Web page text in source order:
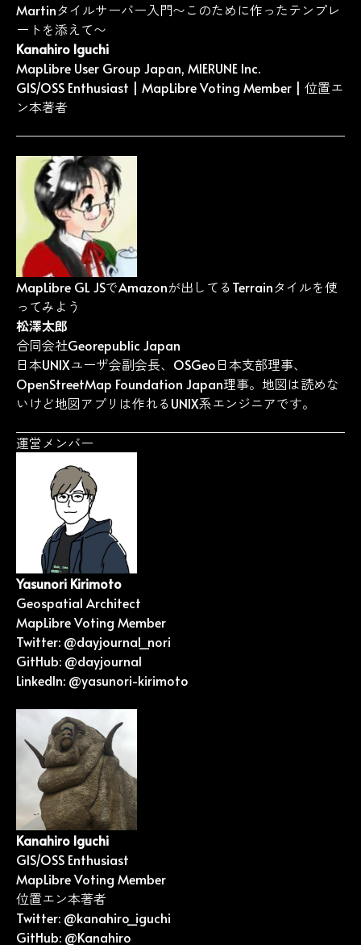
Martinタイルサーバー入門〜このために作ったテンプレ
ートを添えて〜
Kanahiro Iguchi
MapLibre User Group Japan, MIERUNE Inc.
GIS/OSS Enthusiast | MapLibre Voting Member | 位置エ
ン本著者
MapLibre GL JSでAmazonが出してるTerrainタイルを使
ってみよう
松澤太郎
合同会社Georepublic Japan
日本UNIXユーザ会副会長、OSGeo日本支部理事、
OpenStreetMap Foundation Japan理事。地図は読めな
いけど地図アプリは作れるUNIX系エンジニアです。
運営メンバー
Yasunori Kirimoto
Geospatial Architect
MapLibre Voting Member
Twitter: @dayjournal_nori
GitHub: @dayjournal
LinkedIn: @yasunori-kirimoto
Kanahiro Iguchi
GIS/OSS Enthusiast
MapLibre Voting Member
位置エン本著者
Twitter: @kanahiro_iguchi
GitHub: @Kanahiro